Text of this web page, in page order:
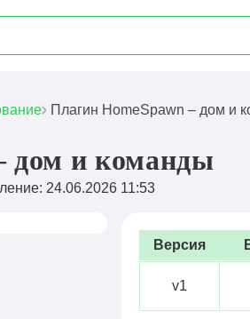
Плагин HomeSpawn – дом и
дом и команды
24.06.2026 11:53
Версия
v1